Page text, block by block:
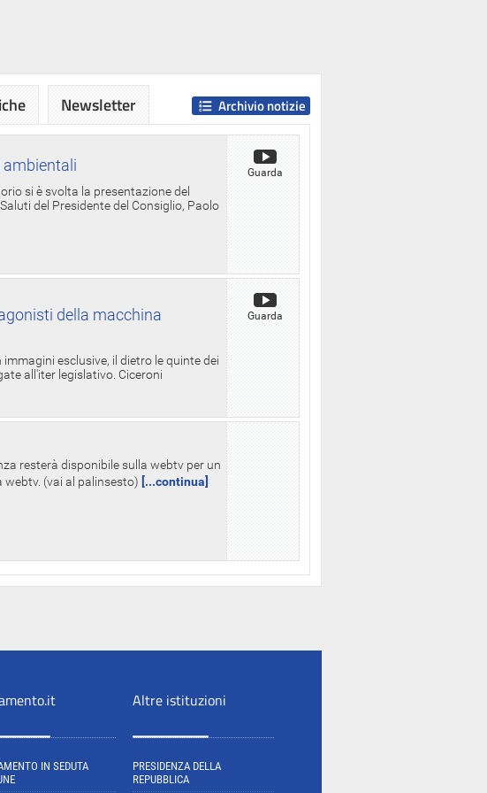
ambientali
si è svolta la presentazione del
del Presidente del Consiglio, Paolo
Guarda
della macchina
esclusive, il dietro le quinte dei
all'iter legislativo. Ciceroni
Guarda
resterà disponibile sulla webtv per un
(vai al palinsesto) [...continua]
Archivio notizie
Newsletter
IN SEDUTA
Altre istituzioni
PRESIDENZA DELLA
REPUBBLICA